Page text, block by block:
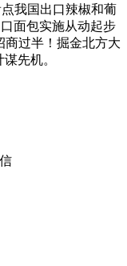
我国出口辣椒和葡
面包实施从动起步
商过半！掘金北方大
先机。